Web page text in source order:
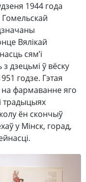
1944 года
Гомельскай
Вялікай
сям’і
дзецьмі ў вёску
годзе. Гэтая
фармаванне яго
традыцыях
ён скончыў
у Мінск, горад,